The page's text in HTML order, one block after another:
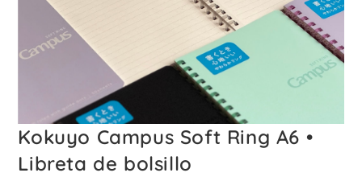
Kokuyo Campus Soft Ring A6 •
Libreta de bolsillo